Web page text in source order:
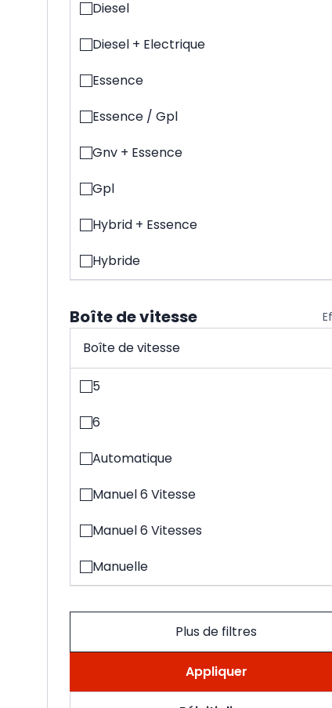
Diesel
Diesel + Electrique
Essence
Essence / Gpl
Gnv + Essence
Gpl
Hybrid + Essence
Hybride
Boîte de vitesse
Boîte de vitesse
5
6
Automatique
Manuel 6 Vitesse
Manuel 6 Vitesses
Manuelle
Plus de filtres
Appliquer